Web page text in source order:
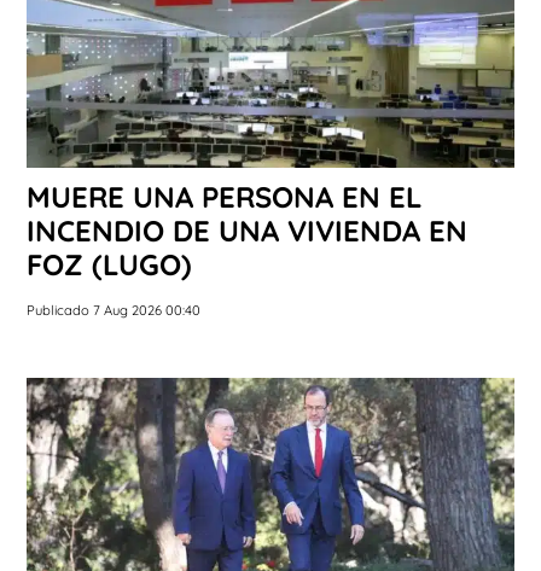
MUERE UNA PERSONA EN EL
INCENDIO DE UNA VIVIENDA EN
FOZ (LUGO)
Publicado 7 Aug 2026 00:40